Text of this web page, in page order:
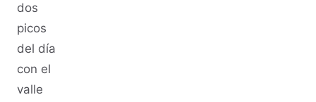
dos
picos
del día
con el
valle